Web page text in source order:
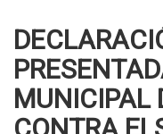
MUNICIPAL